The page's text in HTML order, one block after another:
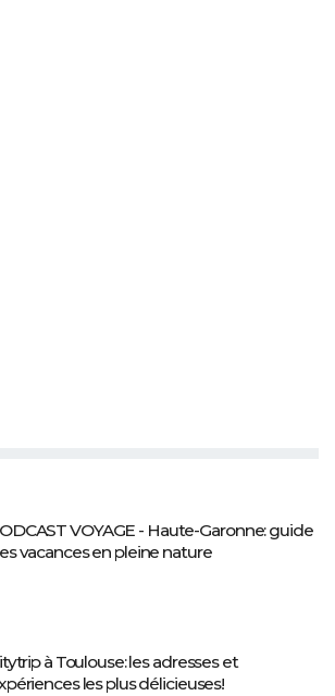
VOYAGE - Haute-Garonne: guide
vacances en pleine nature
à Toulouse: les adresses et
les plus délicieuses!